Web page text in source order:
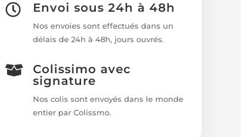
 Envoi sous 24h à 48h
Nos envoies sont effectués dans un
délais de 24h à 48h, jours ouvrés.

Colissimo avec
signature
Nos colis sont envoyés dans le monde
entier par Colissmo.